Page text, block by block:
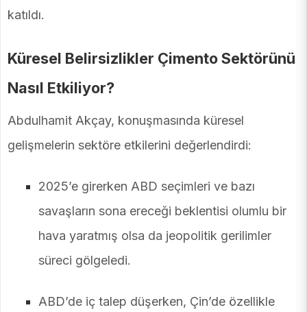
katıldı.
Küresel Belirsizlikler Çimento Sektörünü
Nasıl Etkiliyor?
Abdulhamit Akçay, konuşmasında küresel
gelişmelerin sektöre etkilerini değerlendirdi:
2025’e girerken ABD seçimleri ve bazı
savaşların sona ereceği beklentisi olumlu bir
hava yaratmış olsa da jeopolitik gerilimler
süreci gölgeledi.
ABD’de iç talep düşerken, Çin’de özellikle